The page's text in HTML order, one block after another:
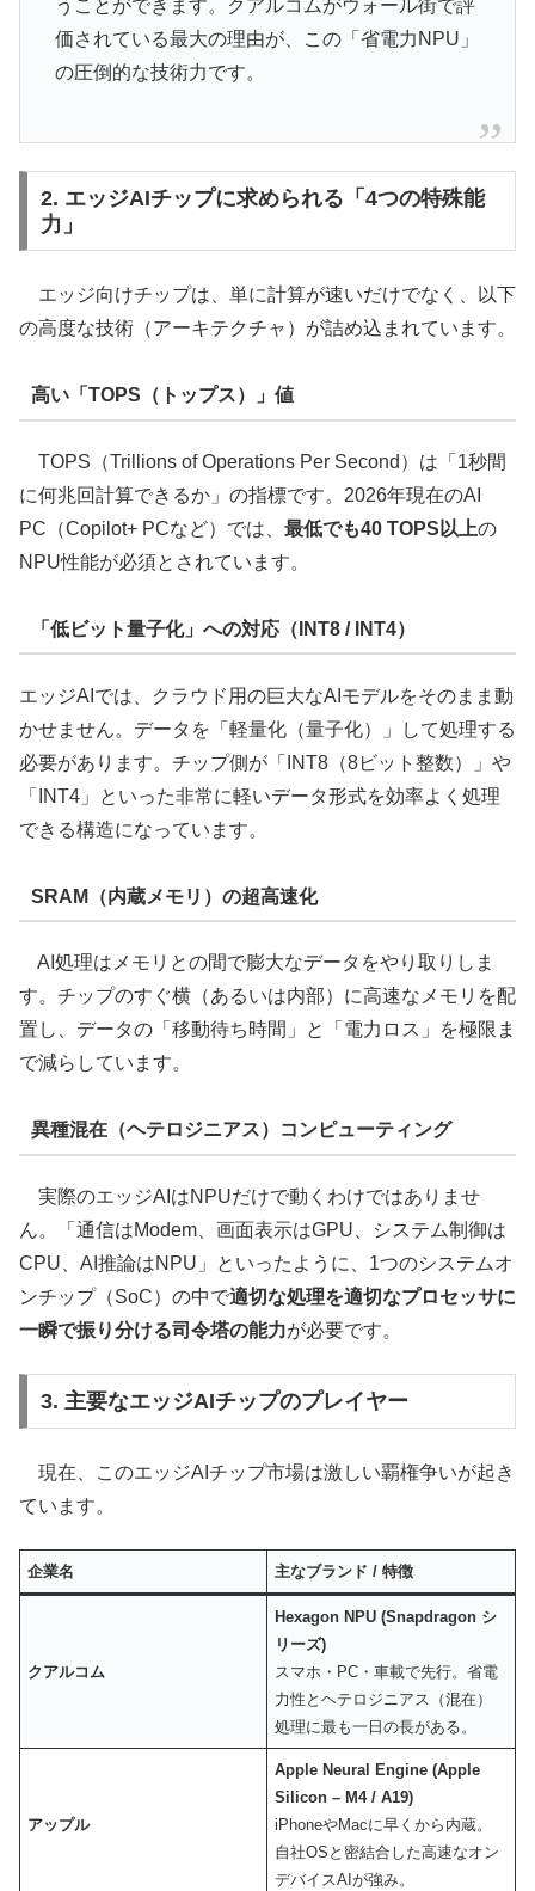
うことができます。クアルコムがウォール街で評
価されている最大の理由が、この「省電力NPU」
の圧倒的な技術力です。
2. エッジAIチップに求められる「4つの特殊能
力」
エッジ向けチップは、単に計算が速いだけでなく、以下
の高度な技術（アーキテクチャ）が詰め込まれています。
高い「TOPS（トップス）」値
TOPS（Trillions of Operations Per Second）は「1秒間
に何兆回計算できるか」の指標です。2026年現在のAI
PC（Copilot+ PCなど）では、 最低でも40 TOPS以上の
NPU性能が必須とされています。
「低ビット量子化」への対応（INT8 / INT4）
エッジAIでは、クラウド用の巨大なAIモデルをそのまま動
かせません。データを「軽量化（量子化）」して処理する
必要があります。チップ側が「INT8（8ビット整数）」や
「INT4」といった非常に軽いデータ形式を効率よく処理
できる構造になっています。
SRAM（内蔵メモリ）の超高速化
AI処理はメモリとの間で膨大なデータをやり取りしま
す。チップのすぐ横（あるいは内部）に高速なメモリを配
置し、データの「移動待ち時間」と「電力ロス」を極限ま
で減らしています。
異種混在（ヘテロジニアス）コンピューティング
実際のエッジAIはNPUだけで動くわけではありませ
ん。「通信はModem、画面表示はGPU、システム制御は
CPU、AI推論はNPU」といったように、1つのシステムオ
ンチップ（SoC）の中で適切な処理を適切なプロセッサに
一瞬で振り分ける司令塔の能力が必要です。
3. 主要なエッジAIチップのプレイヤー
現在、このエッジAIチップ市場は激しい覇権争いが起き
ています。
企業名 主なブランド / 特徴
クアルコム
Hexagon NPU (Snapdragon シ
リーズ)
スマホ・PC・車載で先行。省電
力性とヘテロジニアス（混在）
処理に最も一日の長がある。
アップル
Apple Neural Engine (Apple
Silicon – M4 / A19)
iPhoneやMacに早くから内蔵。
自社OSと密結合した高速なオン
デバイスAIが強み。